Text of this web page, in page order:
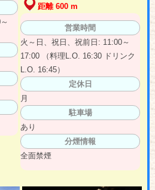
距離 600 m
営業時間
火～日、祝日、祝前日: 11:00～
17:00 （料理L.O. 16:30 ドリンク
L.O. 16:45）
定休日
月
駐車場
あり
分煙情報
全面禁煙